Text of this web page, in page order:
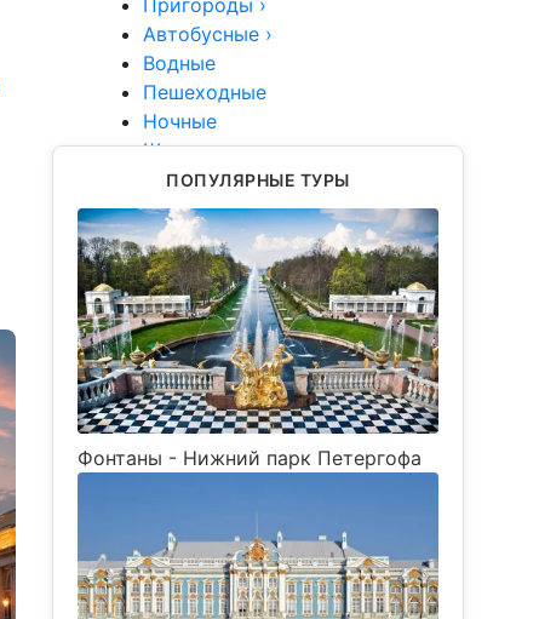
Пригороды ›
Автобусные ›
Водные
Пешеходные
Ночные
Школьные
Туры
Группы
VIP
ПОПУЛЯРНЫЕ ТУРЫ
Фонтаны - Нижний парк Петергофа